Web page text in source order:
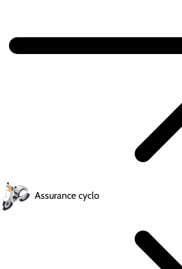
Assurance cyclo